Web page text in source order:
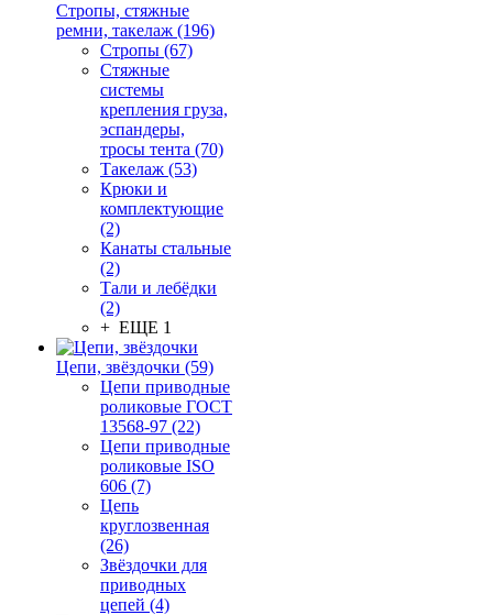
Стропы, стяжные
ремни, такелаж (196)
Стропы (67)
Стяжные
системы
крепления груза,
эспандеры,
тросы тента (70)
Такелаж (53)
Крюки и
комплектующие
(2)
Канаты стальные
(2)
Тали и лебёдки
(2)
+ ЕЩЕ 1
Цепи, звёздочки (59)
Цепи приводные
роликовые ГОСТ
13568-97 (22)
Цепи приводные
роликовые ISO
606 (7)
Цепь
круглозвенная
(26)
Звёздочки для
приводных
цепей (4)